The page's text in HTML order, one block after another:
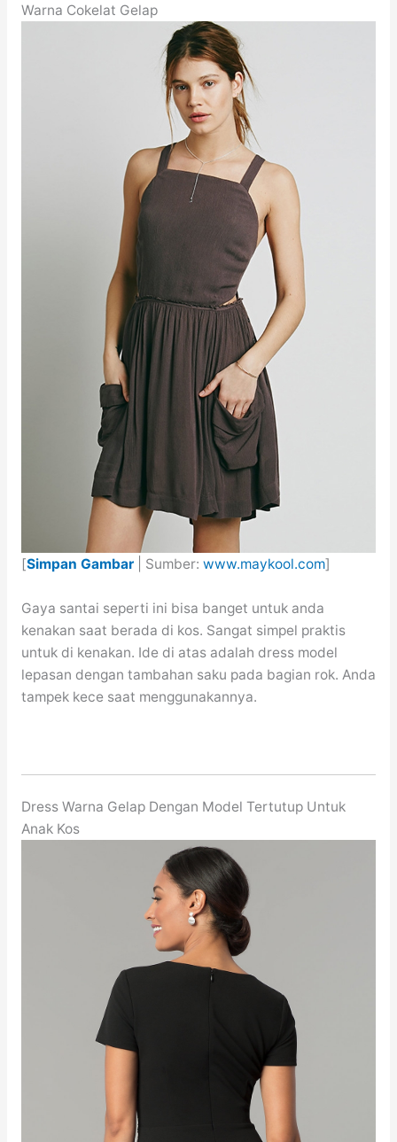
Warna Cokelat Gelap
[Simpan Gambar| Sumber: www.maykool.com]
Gaya santai seperti ini bisa banget untuk anda
kenakan saat berada di kos. Sangat simpel praktis
untuk di kenakan. Ide di atas adalah dress model
lepasan dengan tambahan saku pada bagian rok. Anda
tampek kece saat menggunakannya.
Dress Warna Gelap Dengan Model Tertutup Untuk
Anak Kos